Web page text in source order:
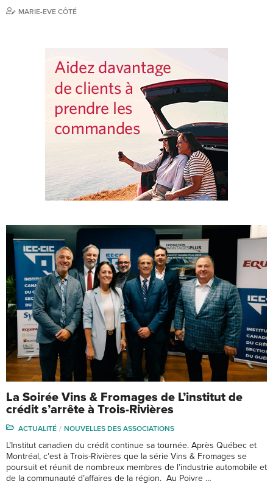
MARIE-EVE CÔTÉ
La Soirée Vins & Fromages de L’institut de
crédit s’arrête à Trois-Rivières
ACTUALITÉ NOUVELLES DES ASSOCIATIONS
L’Institut canadien du crédit continue sa tournée. Après Québec et
Montréal, c’est à Trois-Rivières que la série Vins & Fromages se
poursuit et réunit de nombreux membres de l’industrie automobile et
de la communauté d’affaires de la région. Au Poivre …